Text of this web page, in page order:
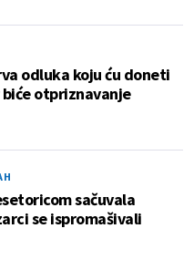
odluka koju ću doneti
otpriznavanje
sačuvala
se ispromašivali